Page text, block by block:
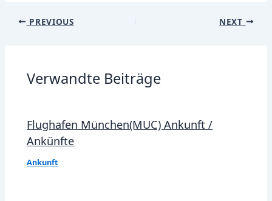
Post
PREVIOUS NEXT
Verwandte Beiträge
Flughafen München(MUC) Ankunft /
Ankünfte
Ankunft